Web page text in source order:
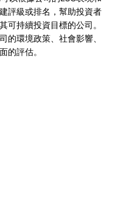
評級或排名，幫助投資者
可持續投資目標的公司。
的環境政策、社會影響、
的評估。